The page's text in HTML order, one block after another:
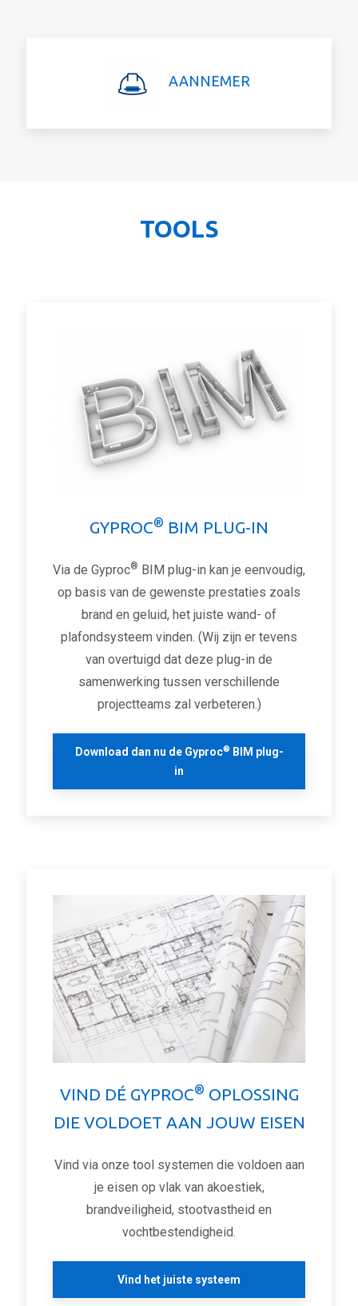
AANNEMER
TOOLS
GYPROC® BIM PLUG-IN
Via de Gyproc® BIM plug-in kan je eenvoudig,
op basis van de gewenste prestaties zoals
brand en geluid, het juiste wand- of
plafondsysteem vinden. (Wij zijn er tevens
van overtuigd dat deze plug-in de
samenwerking tussen verschillende
projectteams zal verbeteren.)
Download dan nu de Gyproc®BIM plug-
in
VIND DÉ GYPROC® OPLOSSING
DIE VOLDOET AAN JOUW EISEN
Vind via onze tool systemen die voldoen aan
je eisen op vlak van akoestiek,
brandveiligheid, stootvastheid en
vochtbestendigheid.
Vind het juiste systeem